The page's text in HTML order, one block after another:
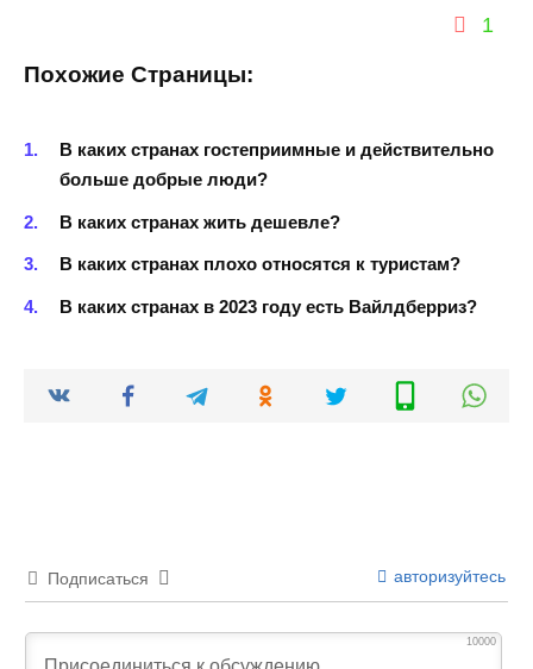
1
Похожие Страницы:
В каких странах гостеприимные и действительно
больше добрые люди?
В каких странах жить дешевле?
В каких странах плохо относятся к туристам?
В каких странах в 2023 году есть Вайлдберриз?
Подписаться авторизуйтесь
10000